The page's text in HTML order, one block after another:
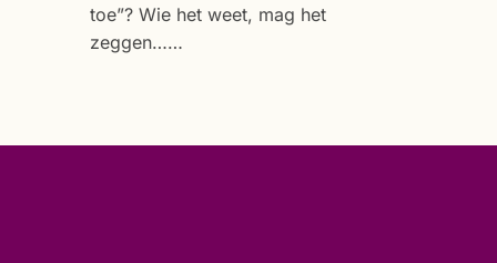
toe”? Wie het weet, mag het
zeggen……